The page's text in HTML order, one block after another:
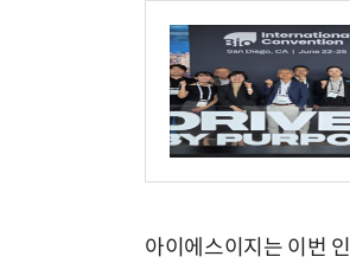
아이에스이지는 이번